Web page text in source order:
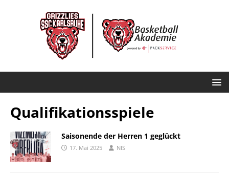
Qualifikationsspiele
Saisonende der Herren 1 geglückt
17. Mai 2025 NIS